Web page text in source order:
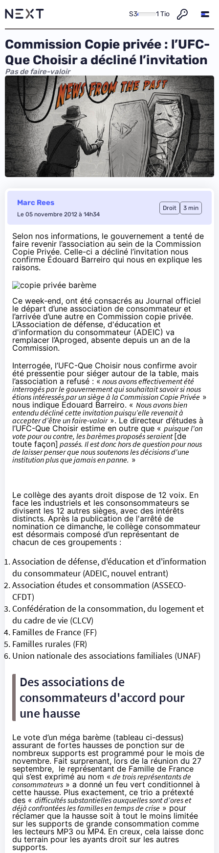
S3 1 Tio
Commission Copie privée : l’UFC-
Que Choisir a décliné l’invitation
Pas de faire-valoir
Marc Rees
Le 05 novembre 2012 à 14h34
Droit 3 min
Selon nos informations, le gouvernement a tenté de
faire revenir l’association au sein de la Commission
Copie Privée. Celle-ci a décliné l’invitation nous
confirme Édouard Barreiro qui nous en explique les
raisons.
Ce week-end, ont été consacrés au Journal officiel
le départ d’une association de consommateur et
l’arrivée d’une autre en Commission copie privée.
L’Association de défense, d'éducation et
d'information du consommateur (ADEIC) va
remplacer l’Aproged, absente depuis un an de la
Commission.
Interrogée, l’UFC-Que Choisir nous confirme avoir
été pressentie pour siéger autour de la table, mais
l’association a refusé : « nous avons effectivement été
interrogés par le gouvernement qui souhaitait savoir si nous
étions intéressés par un siège à la Commission Copie Privée »
nous indique Édouard Barreiro. « Nous avons bien
entendu décliné cette invitation puisqu’elle revenait à
accepter d’être un faire-valoir». Le directeur d’études à
l’UFC-Que Choisir estime en outre que « puisque l'on
vote pour ou contre, les barèmes proposés seraient[de
toute façon] passés. Il est donc hors de question pour nous
de laisser penser que nous soutenons les décisions d'une
institution plus que jamais en panne. »
Le collège des ayants droit dispose de 12 voix. En
face les industriels et les consonsommateurs se
divisent les 12 autres sièges, avec des intérêts
distincts. Après la publication de l'arrêté de
nomination ce dimanche, le collège consommateur
est désormais composé d’un représentant de
chacun de ces groupements :
Association de défense, d'éducation et d'information
du consommateur (ADEIC, nouvel entrant)
Association études et consommation (ASSECO-
CFDT)
Confédération de la consommation, du logement et
du cadre de vie (CLCV)
Familles de France (FF)
Familles rurales (FR)
Union nationale des associations familiales (UNAF)
Des associations de
consommateurs d'accord pour
une hausse
Le vote d’un méga barème (tableau ci-dessus)
assurant de fortes hausses de ponction sur de
nombreux supports est programmé pour le mois de
novembre. Fait surprenant, lors de la réunion du 27
septembre, le représentant de Famille de France
qui s’est exprimé au nom « de trois représentants de
consommateurs » a donné un feu vert conditionnel à
cette hausse. Plus exactement, ce trio a prétexté
des « difficultés substantielles auxquelles sont d’ores et
déjà confrontées les familles en temps de crise » pour
réclamer que la hausse soit à tout le moins limitée
sur les supports de grande consommation comme
les lecteurs MP3 ou MP4. En creux, cela laisse donc
du terrain pour les ayants droit sur les autres
supports.